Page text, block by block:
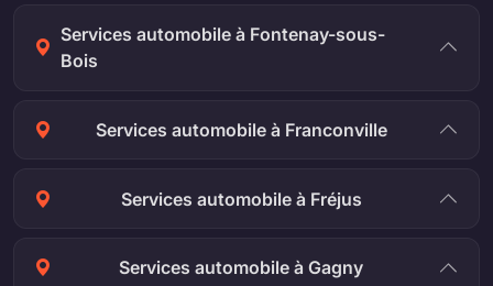
Services automobile à Fontenay-sous-
Bois
Services automobile à Franconville
Services automobile à Fréjus
Services automobile à Gagny